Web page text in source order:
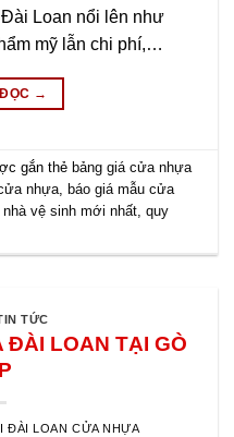
Loan nổi lên như
mỹ lẫn chi phí,…
→
gắn thẻ bảng giá cửa nhựa
nhựa, báo giá mẫu cửa
vệ sinh mới nhất,quy
TỨC
ĐÀI LOAN TẠI GÒ
ĐÀI LOAN CỬA NHỰA